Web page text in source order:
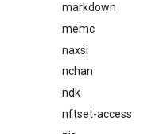
markdown
memc
naxsi
nchan
ndk
nftset-access